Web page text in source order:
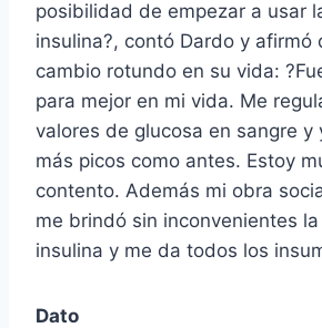
posibilidad de empezar a usar
insulina?, contó Dardo y afirmó
cambio rotundo en su vida:
para mejor en mi vida. Me
valores de glucosa en sangre y
más picos como antes. Estoy
contento. Además mi obra
me brindó sin inconvenientes
insulina y me da todos los
Dato